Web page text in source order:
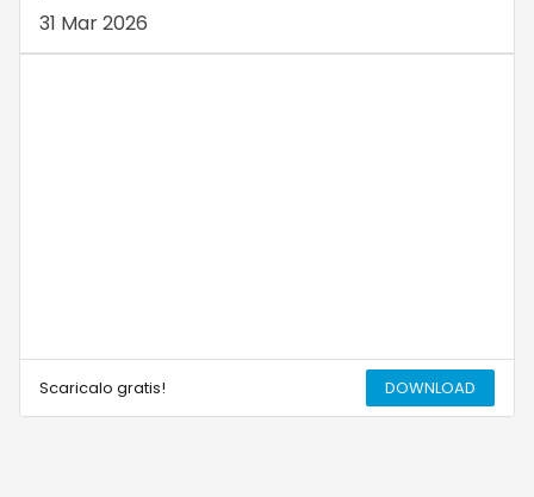
31 Mar 2026
Scaricalo gratis! DOWNLOAD